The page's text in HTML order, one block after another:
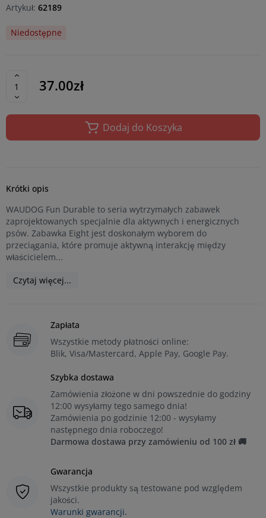
Artykuł: 62189
Niedostępne
37.00zł
Dodaj do Koszyka
Krótki opis
WAUDOG Fun Durable to seria wytrzymałych zabawek
zaprojektowanych specjalnie dla aktywnych i energicznych
psów. Zabawka Eight jest doskonałym wyborem do
przeciągania, które promuje aktywną interakcję między
właścicielem...
Czytaj więcej...
Zapłata
Wszystkie metody płatności online:
Blik, Visa/Mastercard, Apple Pay, Google Pay.
Szybka dostawa
Zamówienia złożone w dni powszednie do godziny
12:00 wysyłamy tego samego dnia!
Zamówienia po godzinie 12:00 - wysyłamy
następnego dnia roboczego!
Darmowa dostawa przy zamówieniu od 100 zł 🚚
Gwarancja
Wszystkie produkty są testowane pod względem
jakości.
Warunki gwarancji.